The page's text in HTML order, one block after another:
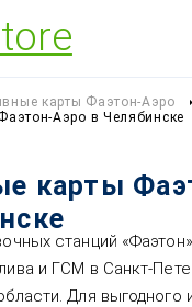
карты Фаэтон-Аэро
Аэро в Челябинске
карты
станций
и ГСМ в Санкт-
Для выгодного